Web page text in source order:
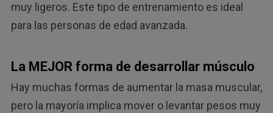
muy ligeros. Este tipo de entrenamiento es ideal
para las personas de edad avanzada.
La MEJOR forma de desarrollar músculo
Hay muchas formas de aumentar la masa muscular,
pero la mayoría implica mover o levantar pesos muy